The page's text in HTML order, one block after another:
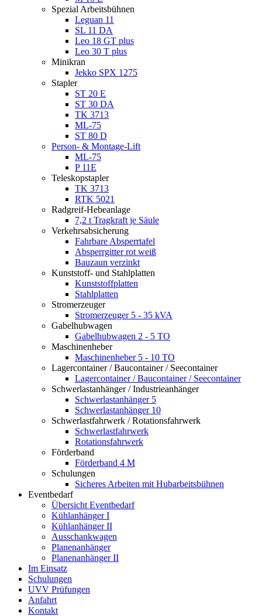
Spezial Arbeitsbühnen
Leguan 11
SL 11 DA
Leo 18 GT plus
Leo 30 T plus
Minikran
Jekko SPX 1275
Stapler
ST 20 E
ST 30 DA
TK 3713
ML-75
ST 80 D
Person- & Montage-Lift
ML-75
P 11E
Teleskopstapler
TK 3713
RTK 5021
Radgreif-Hebeanlage
7,2 t Tragkraft je Säule
Verkehrsabsicherung
Fahrbare Absperrtafel
Absperrgitter rot weiß
Bauzaun verzinkt
Kunststoff- und Stahlplatten
Kunststoffplatten
Stahlplatten
Stromerzeuger
Stromerzeuger 5 - 35 kVA
Gabelhubwagen
Gabelhubwagen 2 - 5 TO
Maschinenheber
Maschinenheber 5 - 10 TO
Lagercontainer / Baucontainer / Seecontainer
Lagercontainer / Baucontainer / Seecontainer
Schwerlastanhänger / Industrieanhänger
Schwerlastanhänger 5
Schwerlastanhänger 10
Schwerlastfahrwerk / Rotationsfahrwerk
Schwerlastfahrwerk
Rotationsfahrwerk
Förderband
Förderband 4 M
Schulungen
Sicheres Arbeiten mit Hubarbeitsbühnen
Eventbedarf
Übersicht Eventbedarf
Kühlanhänger I
Kühlanhänger II
Ausschankwagen
Planenanhänger
Planenanhänger II
Im Einsatz
Schulungen
UVV Prüfungen
Anfahrt
Kontakt